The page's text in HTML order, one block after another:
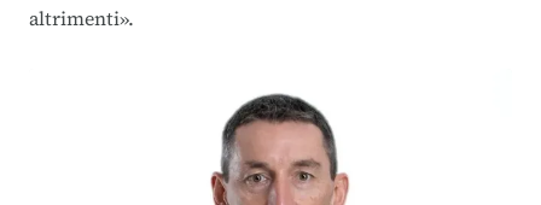
altrimenti».